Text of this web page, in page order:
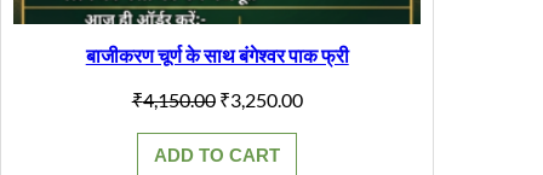
बाजीकरण चूर्ण के साथ बंगेश्वर पाक फ्री
₹4,150.00 Original
was:
₹4,150.00.
₹3,250.00Current
ADD TO CART